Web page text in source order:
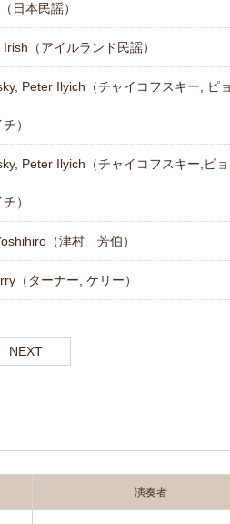
日本民謡）
（アイルランド民謡）
Peter Ilyich（チャイコフスキー, ピ
）
Peter Ilyich（チャイコフスキー,ピョ
）
（津村 芳伯）
（ターナー, ケリー）
NEXT
演奏者